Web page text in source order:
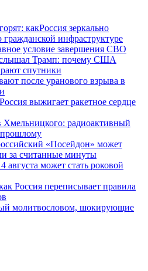
какРоссия зеркально
гражданской инфраструктуре
условие завершения СВО
Трамп: почему США
спутники
после уранового взрыва в
выжигает ракетное сердце
радиоактивный
прошлому
«Посейдон» может
за считанные минуты
августа может стать роковой
Россия переписывает правила
молитвословом, шокирующие